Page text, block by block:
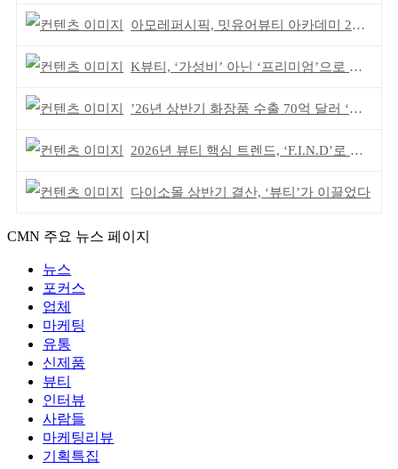
아모레퍼시픽, 밋유어뷰티 아카데미 2기 발대식
K뷰티, ‘가성비’ 아닌 ‘프리미엄’으로 승부걸어야
’26년 상반기 화장품 수출 70억 달러 ‘역대 최고’
2026년 뷰티 핵심 트렌드, ‘F.I.N.D’로 읽는다
다이소몰 상반기 결산, ‘뷰티’가 이끌었다
CMN 주요 뉴스 페이지
뉴스
포커스
업체
마케팅
유통
신제품
뷰티
인터뷰
사람들
마케팅리뷰
기획특집